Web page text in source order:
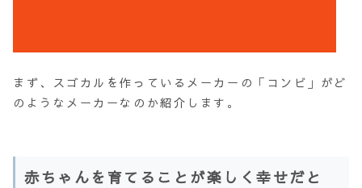
まず、スゴカルを作っているメーカーの「コンビ」がど
のようなメーカーなのか紹介します。
赤ちゃんを育てることが楽しく幸せだと